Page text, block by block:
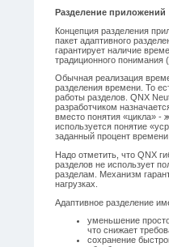
Разделение приложений
Концепция разделения
пакет адаптивного
гарантирует наличие
традиционного понимания
Обычная реализация
разделения времени. То
работы разделов. QNX
разработчиком
вместо понятия «цикла» -
используется понятие
заданный процент
Надо отметить, что QNX
разделов не использует
разделам. Механизм
нагрузках.
Адаптивное разделение
уменьшение
что снижает
сохранение